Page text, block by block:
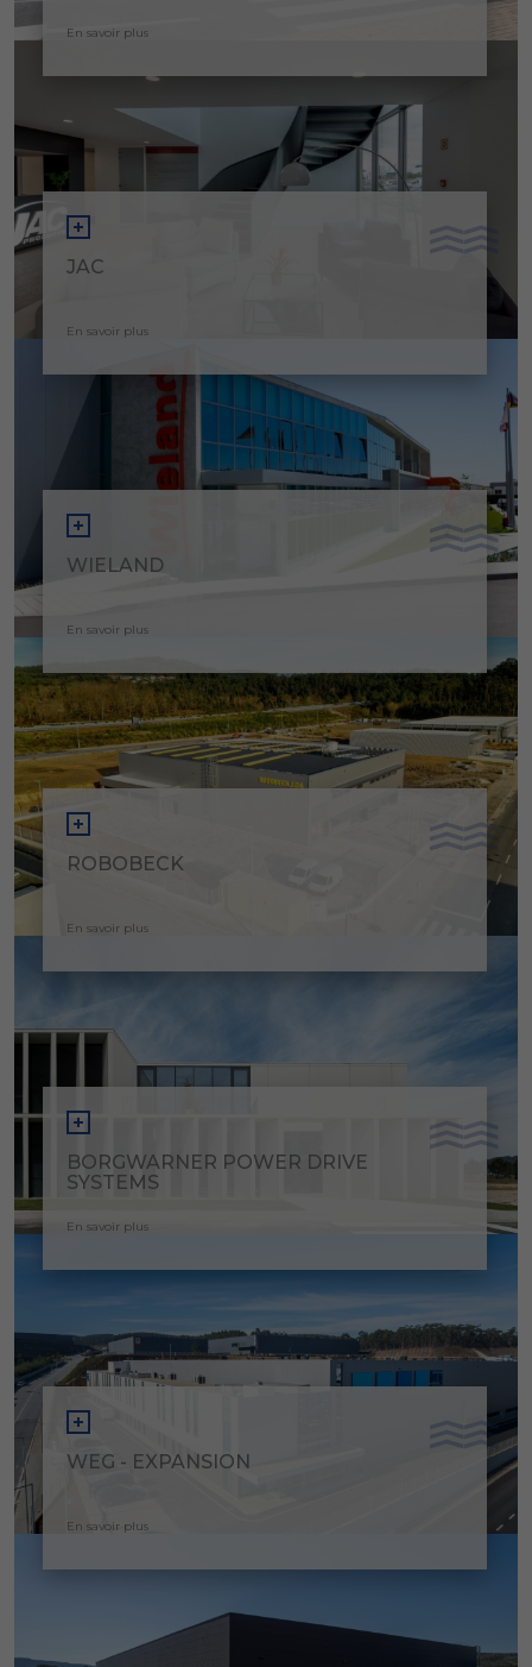
En savoir plus
JAC
En savoir plus
WIELAND
En savoir plus
ROBOBECK
En savoir plus
BORGWARNER POWER DRIVE
SYSTEMS
En savoir plus
WEG - EXPANSION
En savoir plus